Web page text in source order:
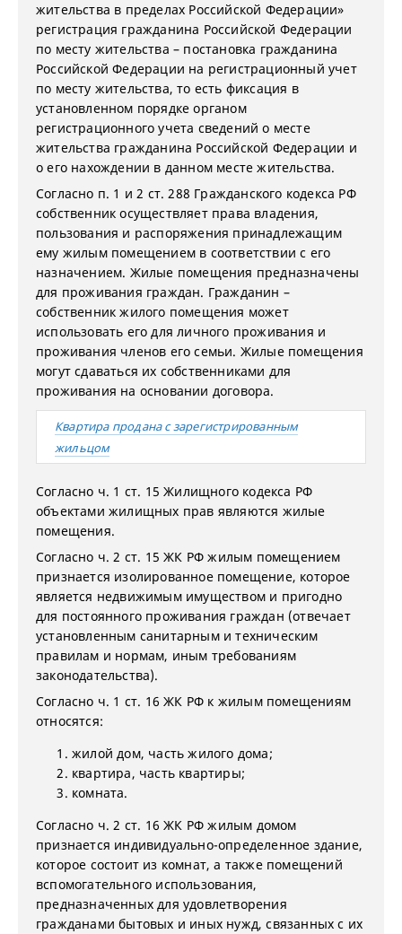
жительства в пределах Российской Федерации»
регистрация гражданина Российской Федерации
по месту жительства – постановка гражданина
Российской Федерации на регистрационный учет
по месту жительства, то есть фиксация в
установленном порядке органом
регистрационного учета сведений о месте
жительства гражданина Российской Федерации и
о его нахождении в данном месте жительства.
Согласно п. 1 и 2 ст. 288 Гражданского кодекса РФ
собственник осуществляет права владения,
пользования и распоряжения принадлежащим
ему жилым помещением в соответствии с его
назначением. Жилые помещения предназначены
для проживания граждан. Гражданин –
собственник жилого помещения может
использовать его для личного проживания и
проживания членов его семьи. Жилые помещения
могут сдаваться их собственниками для
проживания на основании договора.
Квартира продана с зарегистрированным
жильцом
Согласно ч. 1 ст. 15 Жилищного кодекса РФ
объектами жилищных прав являются жилые
помещения.
Согласно ч. 2 ст. 15 ЖК РФ жилым помещением
признается изолированное помещение, которое
является недвижимым имуществом и пригодно
для постоянного проживания граждан (отвечает
установленным санитарным и техническим
правилам и нормам, иным требованиям
законодательства).
Согласно ч. 1 ст. 16 ЖК РФ к жилым помещениям
относятся:
жилой дом, часть жилого дома;
квартира, часть квартиры;
комната.
Согласно ч. 2 ст. 16 ЖК РФ жилым домом
признается индивидуально-определенное здание,
которое состоит из комнат, а также помещений
вспомогательного использования,
предназначенных для удовлетворения
гражданами бытовых и иных нужд, связанных с их